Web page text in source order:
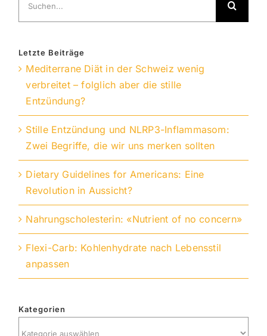
nach:
Letzte Beiträge
Mediterrane Diät in der Schweiz wenig
verbreitet – folglich aber die stille
Entzündung?
Stille Entzündung und NLRP3-Inflammasom:
Zwei Begriffe, die wir uns merken sollten
Dietary Guidelines for Americans: Eine
Revolution in Aussicht?
Nahrungscholesterin: «Nutrient of no concern»
Flexi-Carb: Kohlenhydrate nach Lebensstil
anpassen
Kategorien